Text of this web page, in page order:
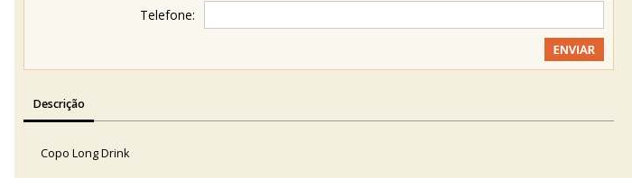
Telefone:
Descrição
Copo Long Drink